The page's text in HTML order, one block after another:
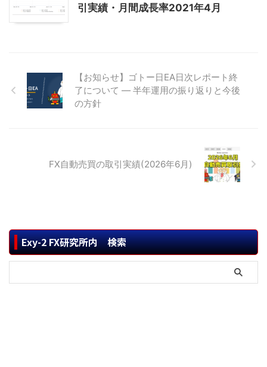
引実績・月間成長率2021年4月
【お知らせ】ゴトー日EA日次レポート終
了について — 半年運用の振り返りと今後
の方針
FX自動売買の取引実績(2026年6月)
Exy-2 FX研究所内 検索